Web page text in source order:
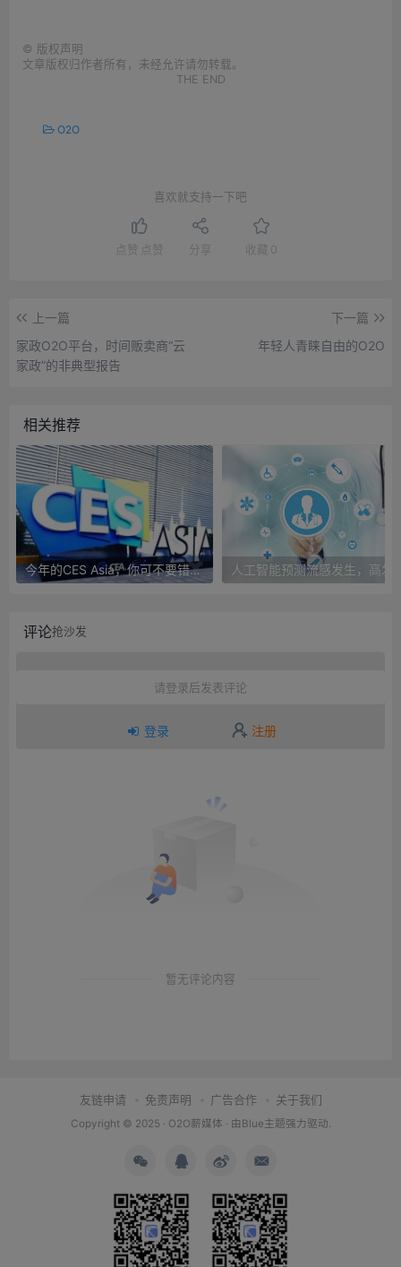
© 版权声明
文章版权归作者所有，未经允许请勿转载。
THE END
O2O
喜欢就支持一下吧
点赞 点赞 分享 收藏 0
上一篇
家政O2O平台，时间贩卖商“云
家政”的非典型报告
下一篇
年轻人青睐自由的O2O
相关推荐
今年的CES Asia，你可不要错过这些自动驾驶看点
评论抢沙发
请登录后发表评论
登录 注册
暂无评论内容
友链申请 免责声明 广告合作 关于我们
Copyright © 2025 · O2O薪媒体 · 由 Blue主题强力驱动.